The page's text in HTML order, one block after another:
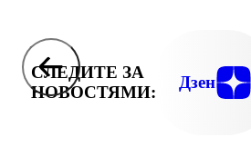
СЛЕДИТЕ ЗА
НОВОСТЯМИ:
Дзен